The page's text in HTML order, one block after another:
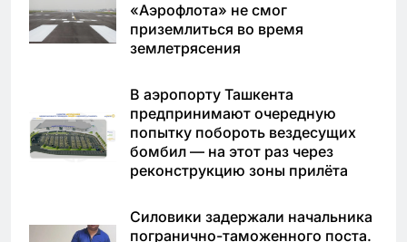
«Аэрофлота» не смог
приземлиться во время
землетрясения
В аэропорту Ташкента
предпринимают очередную
попытку побороть вездесущих
бомбил — на этот раз через
реконструкцию зоны прилёта
Силовики задержали начальника
погранично-таможенного поста.